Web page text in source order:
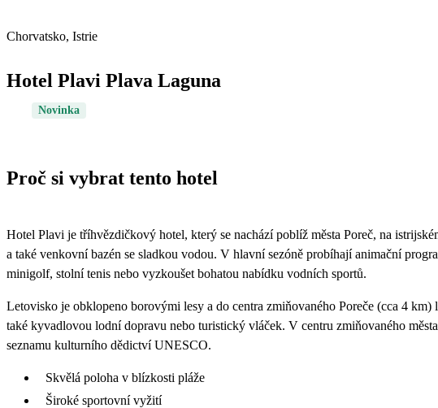
Chorvatsko, Istrie
Hotel Plavi Plava Laguna
Novinka
Proč si vybrat tento hotel
Hotel Plavi je tříhvězdičkový hotel, který se nachází poblíž města Poreč, na
a také venkovní bazén se sladkou vodou. V hlavní sezóně probíhají animační
minigolf, stolní tenis nebo vyzkoušet bohatou nabídku vodních sportů.
Letovisko je obklopeno borovými lesy a do centra zmiňovaného Poreče (cca 4
také kyvadlovou lodní dopravu nebo turistický vláček. V centru zmiňovaného
seznamu kulturního dědictví UNESCO.
Skvělá poloha v blízkosti pláže
Široké sportovní vyžití